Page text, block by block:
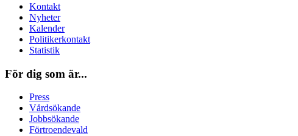
Kontakt
Nyheter
Kalender
Politikerkontakt
Statistik
För dig som är...
Press
Vårdsökande
Jobbsökande
Förtroendevald